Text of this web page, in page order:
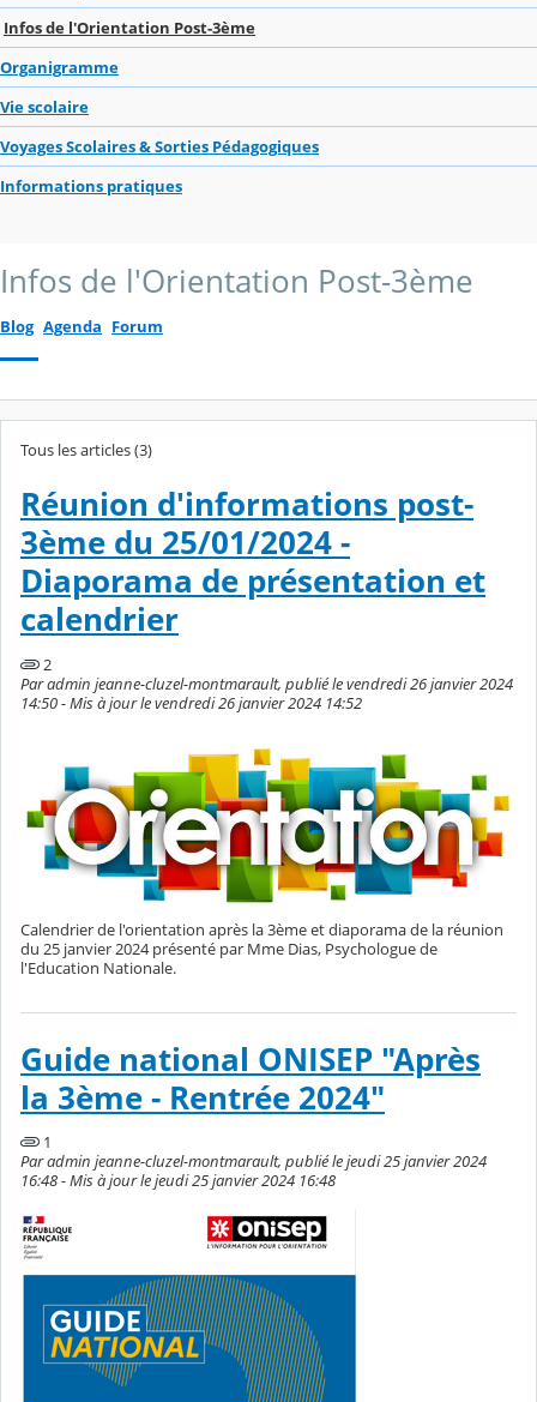
Infos de l'Orientation Post-3ème
Organigramme
Vie scolaire
Voyages Scolaires & Sorties Pédagogiques
Informations pratiques
Infos de l'Orientation Post-3ème
Blog Agenda Forum
Tous les articles (3)
Réunion d'informations post-
3ème du 25/01/2024 -
Diaporama de présentation et
calendrier
2
Par admin jeanne-cluzel-montmarault, publié le vendredi 26 janvier 2024
14:50 - Mis à jour le vendredi 26 janvier 2024 14:52
Calendrier de l'orientation après la 3ème et diaporama de la réunion
du 25 janvier 2024 présenté par Mme Dias, Psychologue de
l'Education Nationale.
Guide national ONISEP "Après
la 3ème - Rentrée 2024"
1
Par admin jeanne-cluzel-montmarault, publié le jeudi 25 janvier 2024
16:48 - Mis à jour le jeudi 25 janvier 2024 16:48